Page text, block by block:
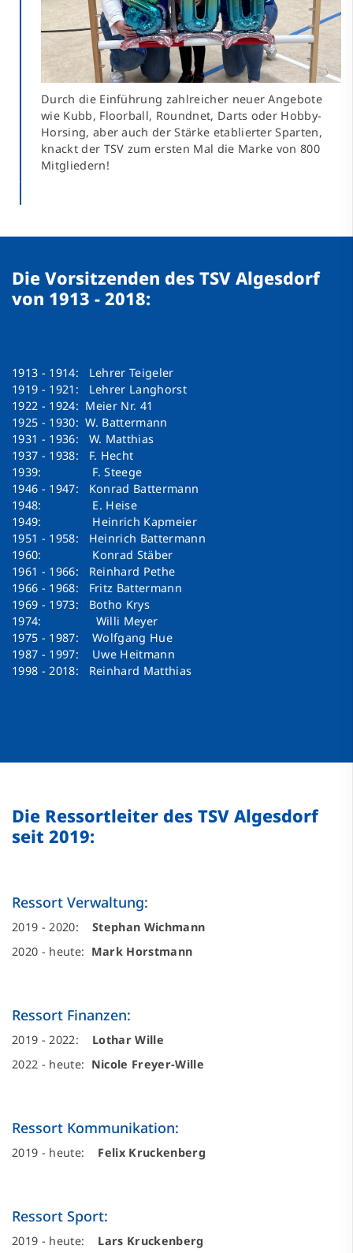
Durch die Einführung zahlreicher neuer Angebote
wie Kubb, Floorball, Roundnet, Darts oder Hobby-
Horsing, aber auch der Stärke etablierter Sparten,
knackt der TSV zum ersten Mal die Marke von 800
Mitgliedern!
Die Vorsitzenden des TSV Algesdorf
von 1913 - 2018:
1913 - 1914: Lehrer Teigeler
1919 - 1921: Lehrer Langhorst
1922 - 1924: Meier Nr. 41
1925 - 1930: W. Battermann
1931 - 1936: W. Matthias
1937 - 1938: F. Hecht
1939: F. Steege
1946 - 1947: Konrad Battermann
1948: E. Heise
1949: Heinrich Kapmeier
1951 - 1958: Heinrich Battermann
1960: Konrad Stäber
1961 - 1966: Reinhard Pethe
1966 - 1968: Fritz Battermann
1969 - 1973: Botho Krys
1974: Willi Meyer
1975 - 1987: Wolfgang Hue
1987 - 1997: Uwe Heitmann
1998 - 2018: Reinhard Matthias
Die Ressortleiter des TSV Algesdorf
seit 2019:
Ressort Verwaltung:
2019 - 2020:Stephan Wichmann
2020 - heute: Mark Horstmann
Ressort Finanzen:
2019 - 2022: Lothar Wille
2022 - heute: Nicole Freyer-Wille
Ressort Kommunikation:
2019 - heute: Felix Kruckenberg
Ressort Sport:
2019 - heute: Lars Kruckenberg